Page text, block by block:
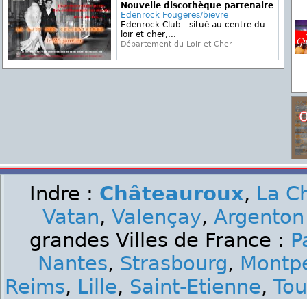
Nouvelle discothèque partenaire
Edenrock Fougeres/bievre
Edenrock Club - situé au centre du
loir et cher,...
Département du Loir et Cher
Indre : Châteauroux, La
Vatan, Valençay,
grandes Villes de France :
Nantes, Strasbourg,
Reims, Lille, Saint-Etienne,